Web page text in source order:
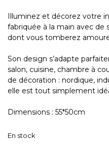
Illuminez et décorez votre
fabriquée à la main avec de
dont vous tomberez
Son design s’adapte
salon, cuisine, chambre à
de décoration : nordique,
elle est tout simplement
Dimensions : 55*50cm
En stock